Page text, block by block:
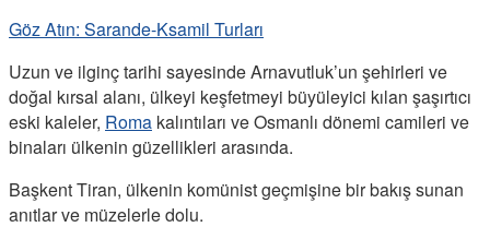
Göz Atın: Sarande-Ksamil Turları
Uzun ve ilginç tarihi sayesinde Arnavutluk’un şehirleri ve
doğal kırsal alanı, ülkeyi keşfetmeyi büyüleyici kılan şaşırtıcı
eski kaleler, Roma kalıntıları ve Osmanlı dönemi camileri ve
binaları ülkenin güzellikleri arasında.
Başkent Tiran, ülkenin komünist geçmişine bir bakış sunan
anıtlar ve müzelerle dolu.